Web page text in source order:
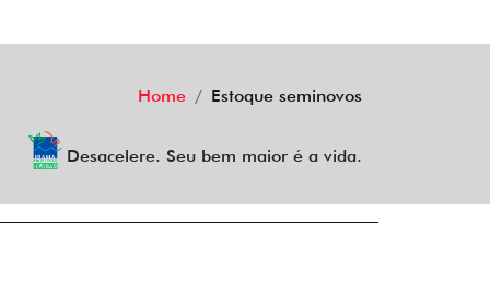
Home Estoque seminovos
Desacelere. Seu bem maior é a vida.